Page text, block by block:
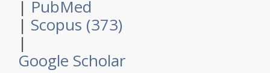
| PubMed
| Scopus (373)
|
Google Scholar